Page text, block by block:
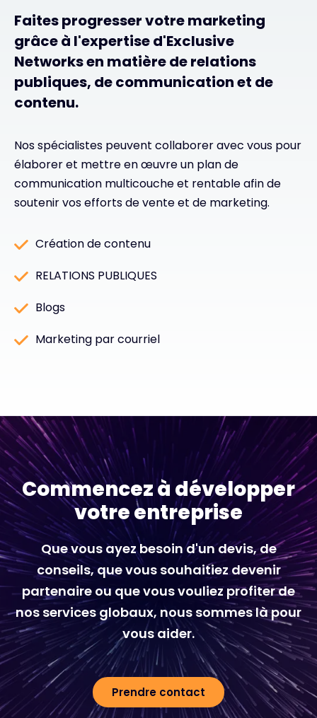
Faites progresser votre marketing
grâce à l'expertise d'Exclusive
Networks en matière de relations
publiques, de communication et de
contenu.
Nos spécialistes peuvent collaborer avec vous pour
élaborer et mettre en œuvre un plan de
communication multicouche et rentable afin de
soutenir vos efforts de vente et de marketing.
Création de contenu
RELATIONS PUBLIQUES
Blogs
Marketing par courriel
Commencez à développer
votre entreprise
Que vous ayez besoin d'un devis, de
conseils, que vous souhaitiez devenir
partenaire ou que vous vouliez profiter de
nos services globaux, nous sommes là pour
vous aider.
Prendre contact